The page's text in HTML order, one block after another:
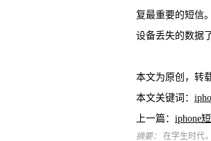
复最重要的短信
设备丢失的数据
本文为原创，转
本文关键词：
上一篇： iphone
摘要： 在学生时代